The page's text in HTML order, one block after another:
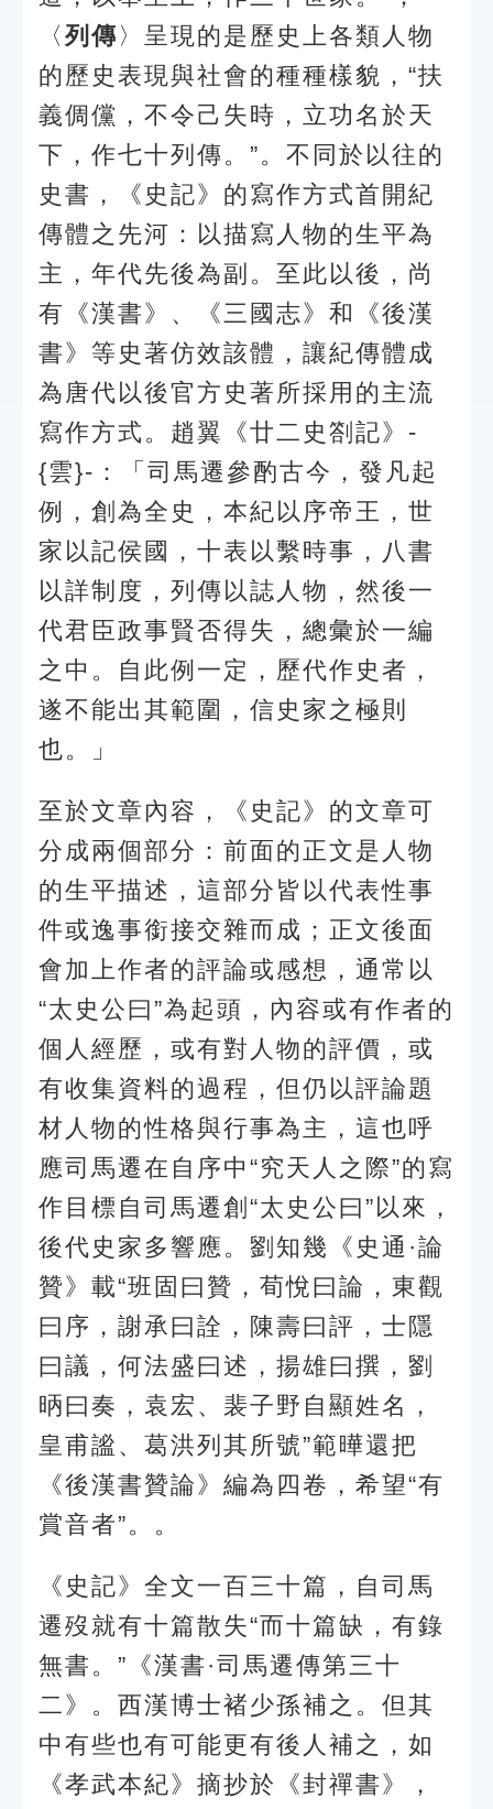
〈 列傳〉呈現的是歷史上各類人物
的歷史表現與社會的種種樣貌，“扶
義倜儻，不令己失時，立功名於天
下，作七十列傳。”。不同於以往的
史書，《史記》的寫作方式首開紀
傳體之先河：以描寫人物的生平為
主，年代先後為副。至此以後，尚
有《漢書》、《三國志》和《後漢
書》等史著仿效該體，讓紀傳體成
為唐代以後官方史著所採用的主流
寫作方式。趙翼《廿二史劄記》-
{雲}-：「司馬遷參酌古今，發凡起
例，創為全史，本紀以序帝王，世
家以記侯國，十表以繫時事，八書
以詳制度，列傳以誌人物，然後一
代君臣政事賢否得失，總彙於一編
之中。自此例一定，歷代作史者，
遂不能出其範圍，信史家之極則
也。」
至於文章內容，《史記》的文章可
分成兩個部分：前面的正文是人物
的生平描述，這部分皆以代表性事
件或逸事銜接交雜而成；正文後面
會加上作者的評論或感想，通常以
“太史公曰”為起頭，內容或有作者的
個人經歷，或有對人物的評價，或
有收集資料的過程，但仍以評論題
材人物的性格與行事為主，這也呼
應司馬遷在自序中“究天人之際”的寫
作目標自司馬遷創“太史公曰”以來，
後代史家多響應。劉知幾《史通·論
贊》載“班固曰贊，荀悅曰論，東觀
曰序，謝承曰詮，陳壽曰評，士隱
曰議，何法盛曰述，揚雄曰撰，劉
昞曰奏，袁宏、裴子野自顯姓名，
皇甫謐、葛洪列其所號”範曄還把
《後漢書贊論》編為四卷，希望“有
賞音者”。。
《史記》全文一百三十篇，自司馬
遷歿就有十篇散失“而十篇缺，有錄
無書。”《漢書·司馬遷傳第三十
二》。西漢博士褚少孫補之。但其
中有些也有可能更有後人補之，如
《孝武本紀》摘抄於《封禪書》，